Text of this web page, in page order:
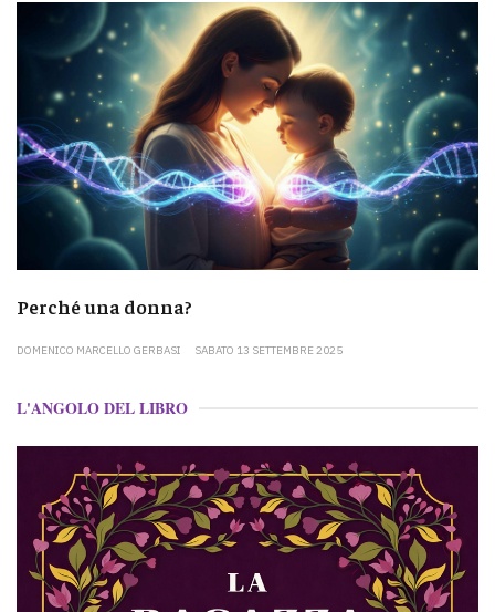
Perché una donna?
DOMENICO MARCELLO GERBASI SABATO 13 SETTEMBRE 2025
L'ANGOLO DEL LIBRO